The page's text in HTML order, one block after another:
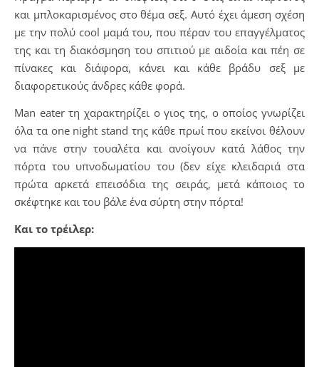
και μπλοκαρισμένος στο θέμα σεξ. Αυτό έχει άμεση σχέση
με την πολύ cool μαμά του, που πέραν του επαγγέλματος
της και τη διακόσμηση του σπιτιού με αιδοία και πέη σε
πίνακες και διάφορα, κάνει και κάθε βράδυ σεξ με
διαφορετικούς άνδρες κάθε φορά.
Man eater τη χαρακτηρίζει ο γιος της, ο οποίος γνωρίζει
όλα τα one night stand της κάθε πρωί που εκείνοι θέλουν
να πάνε στην τουαλέτα και ανοίγουν κατά λάθος την
πόρτα του υπνοδωματίου του (δεν είχε κλειδαριά στα
πρώτα αρκετά επεισόδια της σειράς, μετά κάποιος το
σκέφτηκε και του βάλε ένα σύρτη στην πόρτα!
Και το τρέιλερ: